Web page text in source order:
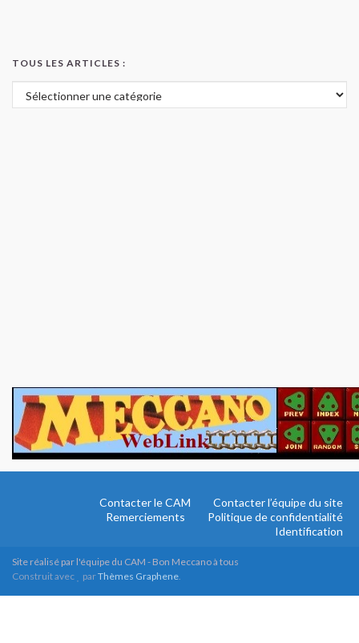
TOUS LES ARTICLES :
Tous les articles :
Contacter le CAM
Contacter l’équipe du site
Remerciements
Politique de confidentialité
Identification
Site réalisé par l'équipe du CAM - Bon Meccano à tous
Construit avec
parThèmes Graphene